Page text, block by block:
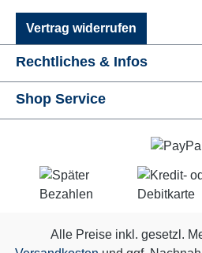
Vertrag widerrufen
Rechtliches & Infos
Shop Service
Alle Preise inkl. gesetzl.